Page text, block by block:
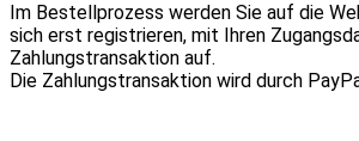
Im Bestellprozess werden Sie auf die
sich erst registrieren, mit Ihren
Zahlungstransaktion auf.
Die Zahlungstransaktion wird durch